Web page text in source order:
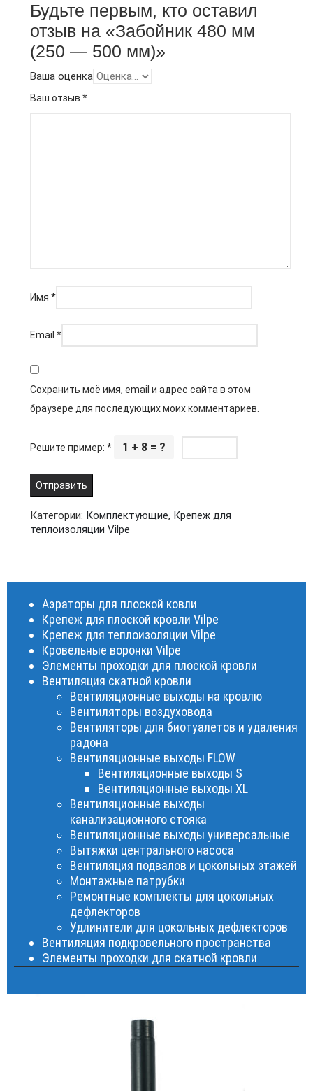
Будьте первым, кто оставил
отзыв на «Забойник 480 мм
(250 — 500 мм)»
Ваша оценка
Ваш отзыв *
Имя *
Email *
Сохранить моё имя, email и адрес сайта в этом
браузере для последующих моих комментариев.
Решите пример: * 1 + 8 = ?
Категории: Комплектующие, Крепеж для
теплоизоляции Vilpe
Аэраторы для плоской ковли
Крепеж для плоской кровли Vilpe
Крепеж для теплоизоляции Vilpe
Кровельные воронки Vilpe
Элементы проходки для плоской кровли
Вентиляция скатной кровли
Вентиляционные выходы на кровлю
Вентиляторы воздуховода
Вентиляторы для биотуалетов и удаления
радона
Вентиляционные выходы FLOW
Вентиляционные выходы S
Вентиляционные выходы XL
Вентиляционные выходы
канализационного стояка
Вентиляционные выходы универсальные
Вытяжки центрального насоса
Вентиляция подвалов и цокольных этажей
Монтажные патрубки
Ремонтные комплекты для цокольных
дефлекторов
Удлинители для цокольных дефлекторов
Вентиляция подкровельного пространства
Элементы проходки для скатной кровли